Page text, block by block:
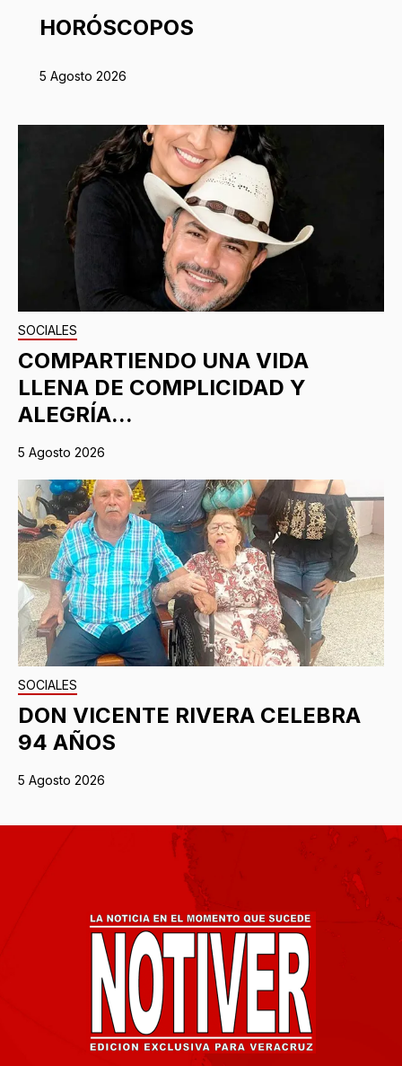
HORÓSCOPOS
5 Agosto 2026
SOCIALES
COMPARTIENDO UNA VIDA
LLENA DE COMPLICIDAD Y
ALEGRÍA...
5 Agosto 2026
SOCIALES
DON VICENTE RIVERA CELEBRA
94 AÑOS
5 Agosto 2026